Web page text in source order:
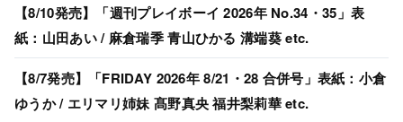
【8/10発売】「週刊プレイボーイ 2026年 No.34・35」表
紙：山田あい / 麻倉瑞季 青山ひかる 溝端葵 etc.
【8/7発売】「FRIDAY 2026年 8/21・28 合併号」表紙：小倉
ゆうか / エリマリ姉妹 髙野真央 福井梨莉華 etc.